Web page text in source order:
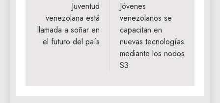
entradas
Juventud
venezolana está
llamada a soñar en
el futuro del país
Jóvenes
venezolanos se
capacitan en
nuevas tecnologías
mediante los nodos
S3